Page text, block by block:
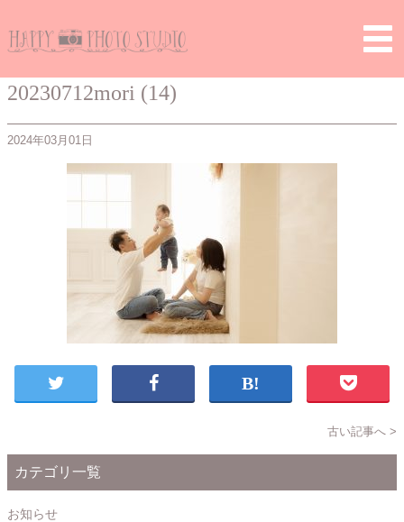
20230712mori (14)
2024年03月01日
古い記事へ >
カテゴリ一覧
お知らせ